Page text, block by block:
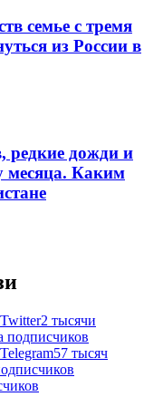
семье с тремя
из России в
редкие дожди и
месяца. Каким
Twitter2 тысячи
подписчиков
Telegram57 тысяч